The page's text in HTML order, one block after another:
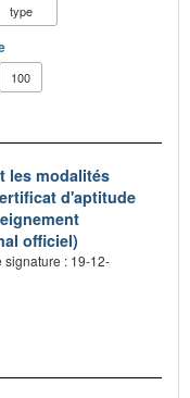
type
100
les modalités
d'aptitude
officiel)
signature : 19-12-